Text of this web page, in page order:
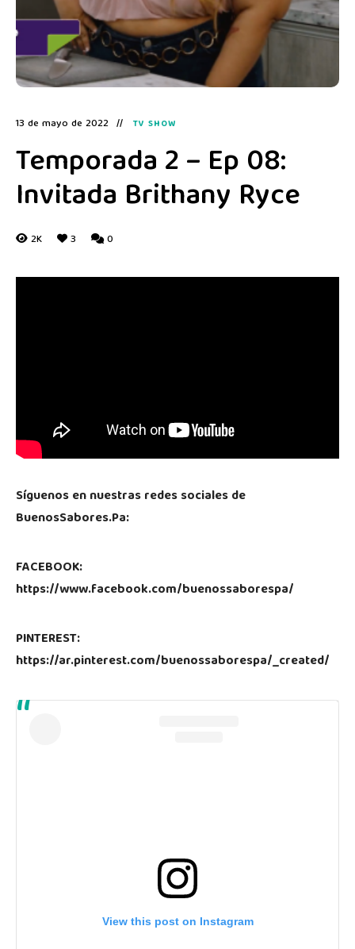
13 de mayo de 2022 TV SHOW
Temporada 2 – Ep 08:
Invitada Brithany Ryce
2K 3 0
Síguenos en nuestras redes sociales de
BuenosSabores.Pa:
FACEBOOK:
https://www.facebook.com/buenossaborespa/
PINTEREST:
https://ar.pinterest.com/buenossaborespa/_created/
View this post on Instagram